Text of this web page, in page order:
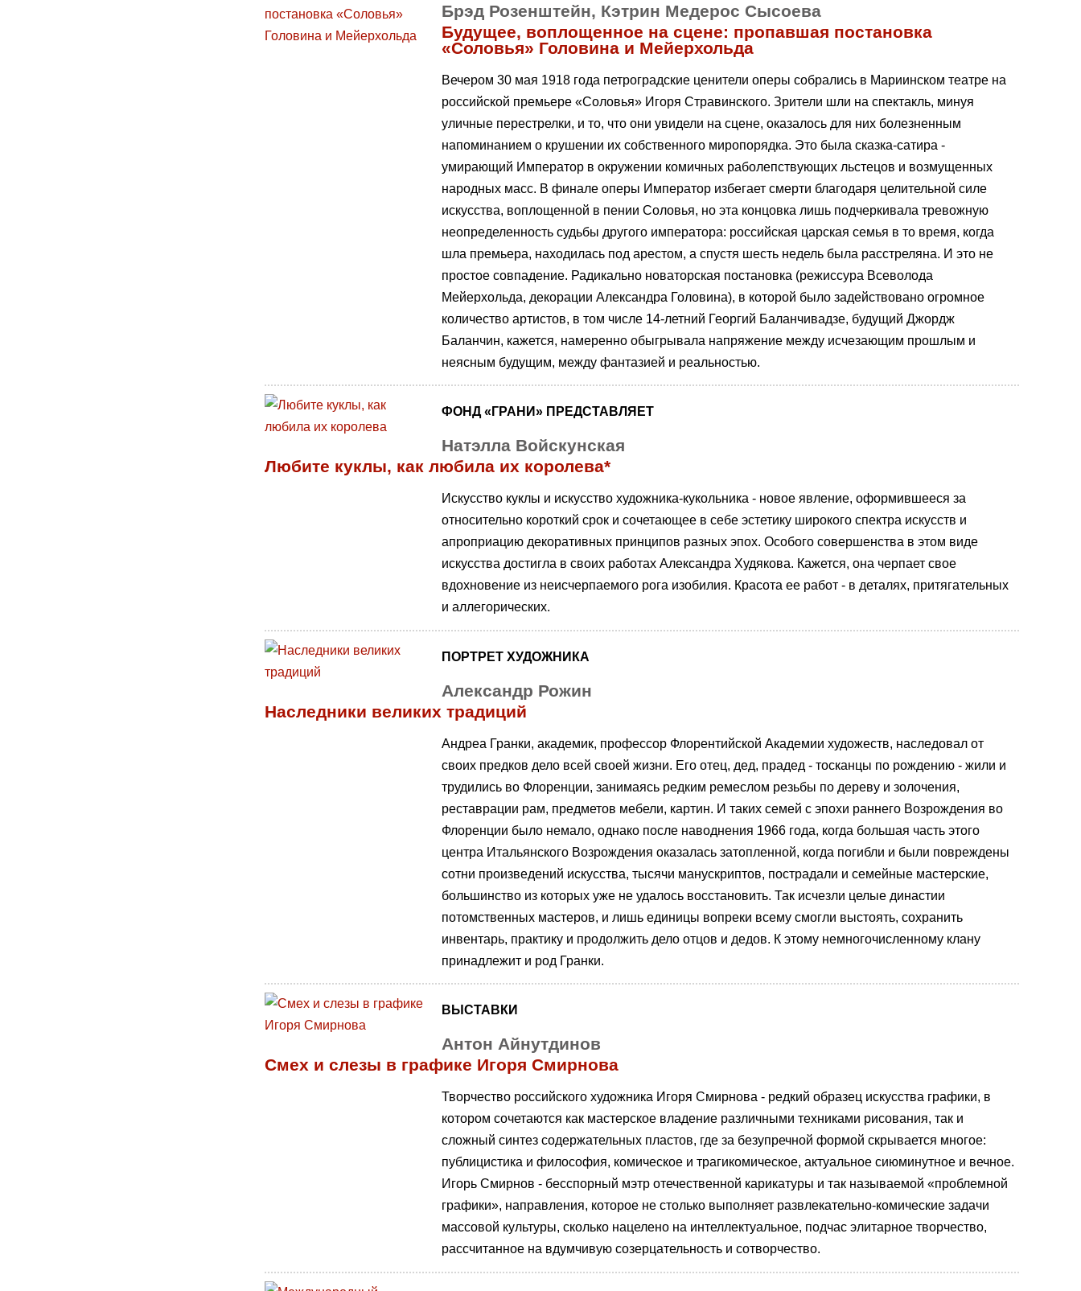
Брэд Розенштейн, Кэтрин Медерос Сысоева
Будущее, воплощенное на сцене: пропавшая постановка
«Соловья» Головина и Мейерхольда
Вечером 30 мая 1918 года петроградские ценители оперы собрались в Мариинском театре на
российской премьере «Соловья» Игоря Стравинского. Зрители шли на спектакль, минуя
уличные перестрелки, и то, что они увидели на сцене, оказалось для них болезненным
напоминанием о крушении их собственного миропорядка. Это была сказка-сатира -
умирающий Император в окружении комичных раболепствующих льстецов и возмущенных
народных масс. В финале оперы Император избегает смерти благодаря целительной силе
искусства, воплощенной в пении Соловья, но эта концовка лишь подчеркивала тревожную
неопределенность судьбы другого императора: российская царская семья в то время, когда
шла премьера, находилась под арестом, а спустя шесть недель была расстреляна. И это не
простое совпадение. Радикально новаторская постановка (режиссура Всеволода
Мейерхольда, декорации Александра Головина), в которой было задействовано огромное
количество артистов, в том числе 14-летний Георгий Баланчивадзе, будущий Джордж
Баланчин, кажется, намеренно обыгрывала напряжение между исчезающим прошлым и
неясным будущим, между фантазией и реальностью.
ФОНД «ГРАНИ» ПРЕДСТАВЛЯЕТ
Натэлла Войскунская
Любите куклы, как любила их королева*
Искусство куклы и искусство художника-кукольника - новое явление, оформившееся за
относительно короткий срок и сочетающее в себе эстетику широкого спектра искусств и
апроприацию декоративных принципов разных эпох. Особого совершенства в этом виде
искусства достигла в своих работах Александра Худякова. Кажется, она черпает свое
вдохновение из неисчерпаемого рога изобилия. Красота ее работ - в деталях, притягательных
и аллегорических.
ПОРТРЕТ ХУДОЖНИКА
Александр Рожин
Наследники великих традиций
Андреа Гранки, академик, профессор Флорентийской Академии художеств, наследовал от
своих предков дело всей своей жизни. Его отец, дед, прадед - тосканцы по рождению - жили и
трудились во Флоренции, занимаясь редким ремеслом резьбы по дереву и золочения,
реставрации рам, предметов мебели, картин. И таких семей с эпохи раннего Возрождения во
Флоренции было немало, однако после наводнения 1966 года, когда большая часть этого
центра Итальянского Возрождения оказалась затопленной, когда погибли и были повреждены
сотни произведений искусства, тысячи манускриптов, пострадали и семейные мастерские,
большинство из которых уже не удалось восстановить. Так исчезли целые династии
потомственных мастеров, и лишь единицы вопреки всему смогли выстоять, сохранить
инвентарь, практику и продолжить дело отцов и дедов. К этому немногочисленному клану
принадлежит и род Гранки.
ВЫСТАВКИ
Антон Айнутдинов
Смех и слезы в графике Игоря Смирнова
Творчество российского художника Игоря Смирнова - редкий образец искусства графики, в
котором сочетаются как мастерское владение различными техниками рисования, так и
сложный синтез содержательных пластов, где за безупречной формой скрывается многое:
публицистика и философия, комическое и трагикомическое, актуальное сиюминутное и вечное.
Игорь Смирнов - бесспорный мэтр отечественной карикатуры и так называемой «проблемной
графики», направления, которое не столько выполняет развлекательно-комические задачи
массовой культуры, сколько нацелено на интеллектуальное, подчас элитарное творчество,
рассчитанное на вдумчивую созерцательность и сотворчество.